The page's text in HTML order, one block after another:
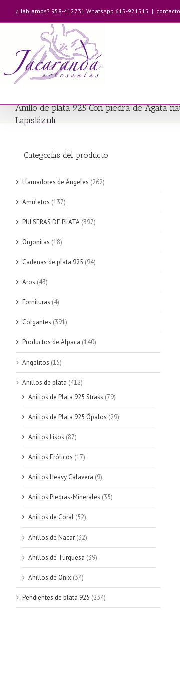
contenido
¿Hablamos? 958-412731 WhatsApp 615-921515 |
Anillo de plata 925 Con piedra de Ágata
Lapislázuli
Categorías del producto
Llamadores de Ángeles (262)
Amuletos (137)
PULSERAS DE PLATA (397)
Orgonitas (18)
Cadenas de plata 925 (94)
Aros (43)
Fornituras (4)
Colgantes (391)
Productos de Alpaca (140)
Angelitos (15)
Anillos de plata (412)
Anillos de Plata 925 Strass (79)
Anillos de Plata 925 Ópalos (29)
Anillos Lisos (87)
Anillos Eróticos (17)
Anillos Heavy Calavera (9)
Anillos Piedras-Minerales (35)
Anillos de Coral (52)
Anillos de Nacar (32)
Anillos de Turquesa (39)
Anillos de Onix (34)
Pendientes de plata 925 (234)